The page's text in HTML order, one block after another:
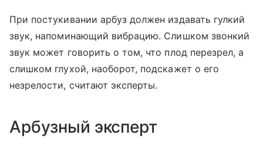
При постукивании арбуз должен издавать гулкий
звук, напоминающий вибрацию. Слишком звонкий
звук может говорить о том, что плод перезрел, а
слишком глухой, наоборот, подскажет о его
незрелости, считают эксперты.
Арбузный эксперт